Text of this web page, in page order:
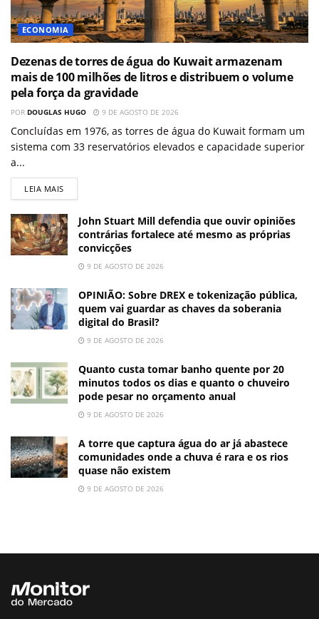
ECONOMIA
Dezenas de torres de água do Kuwait armazenam
mais de 100 milhões de litros e distribuem o volume
pela força da gravidade
POR DOUGLAS HUGO 9 DE AGOSTO DE 2026
Concluídas em 1976, as torres de água do Kuwait formam um
sistema com 33 reservatórios elevados e capacidade superior
a...
LEIA MAIS
John Stuart Mill defendia que ouvir opiniões
contrárias fortalece até mesmo as próprias
convicções
9 DE AGOSTO DE 2026
OPINIÃO: Sobre DREX e tokenização pública,
quem vai guardar as chaves da soberania
digital do Brasil?
9 DE AGOSTO DE 2026
Quanto custa tomar banho quente por 20
minutos todos os dias e quanto o chuveiro
pode pesar no orçamento anual
9 DE AGOSTO DE 2026
A torre que captura água do ar já abastece
comunidades onde a chuva é rara e os rios
quase não existem
9 DE AGOSTO DE 2026